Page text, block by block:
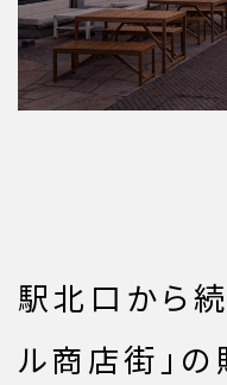
駅北口から
ル商店街」